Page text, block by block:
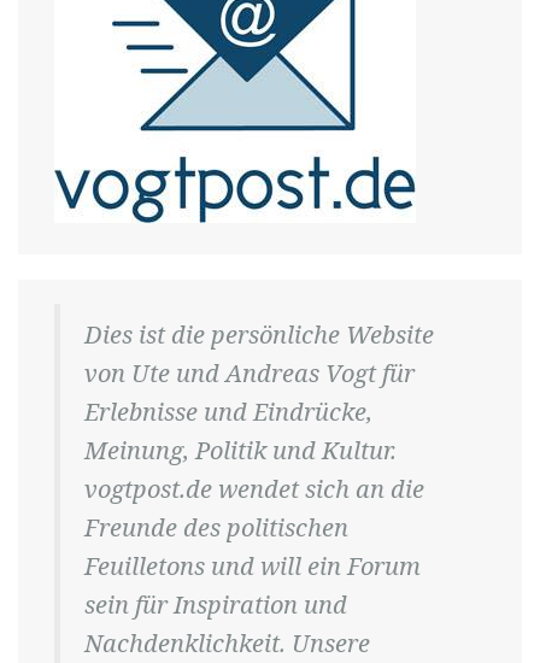
Dies ist die persönliche Website
von Ute und Andreas Vogt für
Erlebnisse und Eindrücke,
Meinung, Politik und Kultur.
vogtpost.de wendet sich an die
Freunde des politischen
Feuilletons und will ein Forum
sein für Inspiration und
Nachdenklichkeit. Unsere